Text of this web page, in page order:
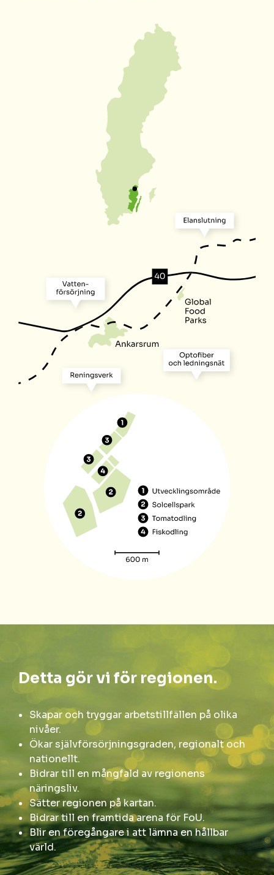
Detta gör vi för regionen.
Skapar och tryggar arbetstillfällen på olika
nivåer.
Ökar självförsörjningsgraden, regionalt och
nationellt.
Bidrar till en mångfald av regionens
näringsliv.
Sätter regionen på kartan.
Bidrar till en framtida arena för FoU.
Blir en föregångare i att lämna en hållbar
värld.